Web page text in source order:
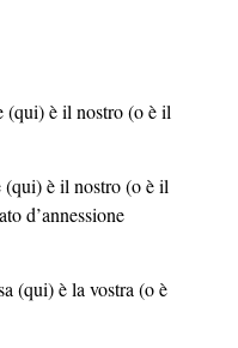
(qui) è il nostro (o è il
è il nostro (o è il
d’annessione
(qui) è la vostra (o è